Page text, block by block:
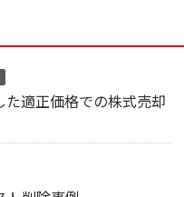
適正価格での株式売却